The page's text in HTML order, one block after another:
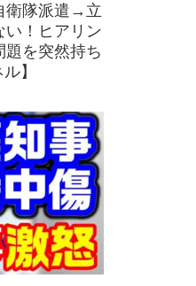
衛隊派遣→立
い！ヒアリン
題を突然持ち
】